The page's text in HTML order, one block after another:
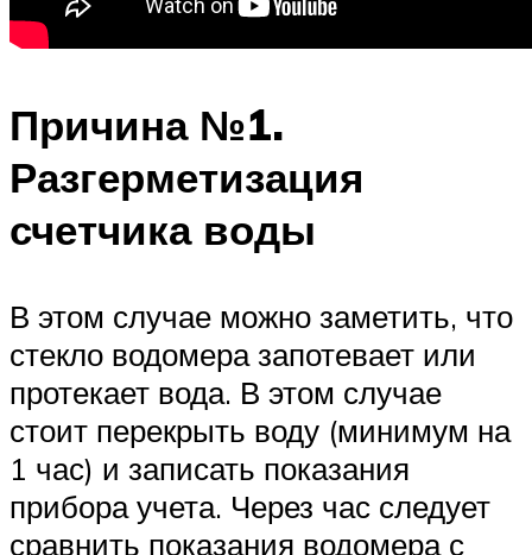
Причина №1.
Разгерметизация
счетчика воды
В этом случае можно заметить, что
стекло водомера запотевает или
протекает вода. В этом случае
стоит перекрыть воду (минимум на
1 час) и записать показания
прибора учета. Через час следует
сравнить показания водомера с